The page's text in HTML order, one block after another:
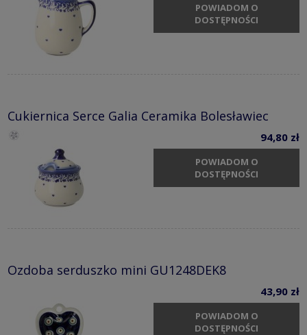
POWIADOM O
DOSTĘPNOŚCI
Cukiernica Serce Galia Ceramika Bolesławiec
94,80 zł
POWIADOM O
DOSTĘPNOŚCI
Ozdoba serduszko mini GU1248DEK8
43,90 zł
POWIADOM O
DOSTĘPNOŚCI